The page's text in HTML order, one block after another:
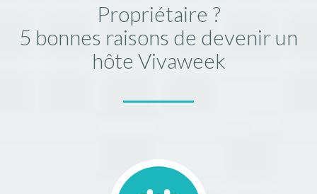
Propriétaire ?
5 bonnes raisons de devenir un
hôte Vivaweek